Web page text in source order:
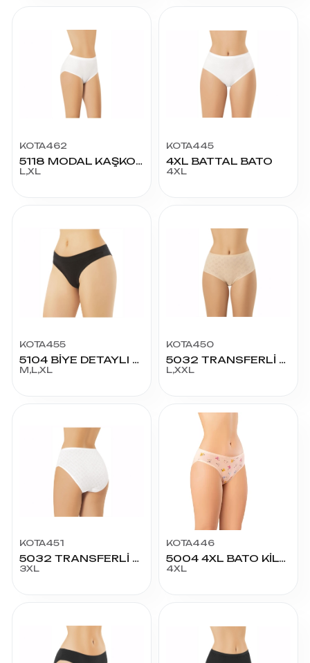
KOTA462
5118 MODAL KAŞKORSE YÜKSEL BEL BATO
L,XL
KOTA445
4XL BATTAL BATO
4XL
KOTA455
5104 BİYE DETAYLI STRİNG MODAL BİKİNİ
M,L,XL
KOTA450
5032 TRANSFERLİ RİBANA BATO
L,XXL
KOTA451
5032 TRANSFERLİ RİBANA BATO 3XL
3XL
KOTA446
5004 4XL BATO KİLOT
4XL